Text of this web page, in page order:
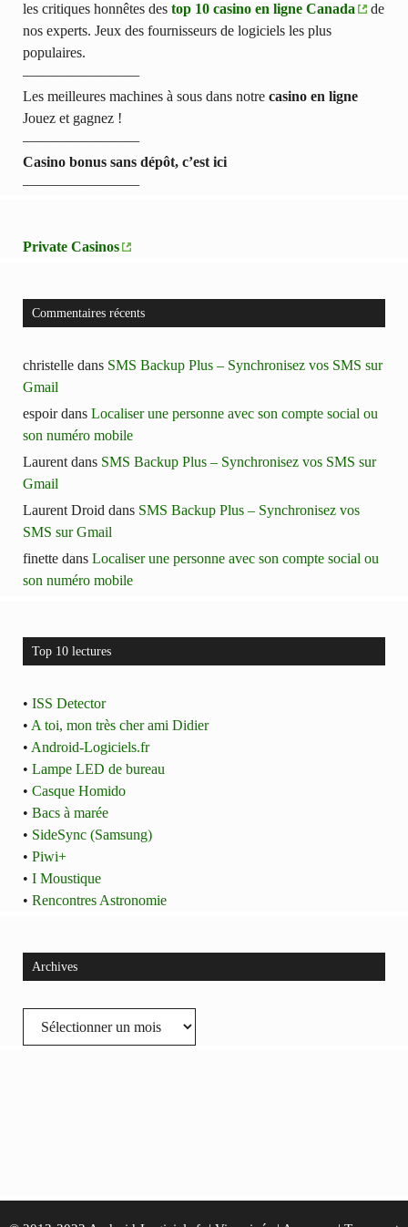
les critiques honnêtes des top 10 casino en ligne Canada
de
nos experts. Jeux des fournisseurs de logiciels les plus
populaires.
————————
Les meilleures machines à sous dans notre casino en ligne
Jouez et gagnez !
————————
Casino bonus sans dépôt, c’est ici
————————
Private Casinos
Commentaires récents
christelle dans SMS Backup Plus – Synchronisez vos SMS sur
Gmail
espoirdans Localiser une personne avec son compte social ou
son numéro mobile
Laurent dans SMS Backup Plus – Synchronisez vos SMS sur
Gmail
Laurent Droid dans SMS Backup Plus – Synchronisez vos
SMS sur Gmail
finette dans Localiser une personne avec son compte social ou
son numéro mobile
Top 10 lectures
• ISS Detector
• A toi, mon très cher ami Didier
• Android-Logiciels.fr
• Lampe LED de bureau
• Casque Homido
• Bacs à marée
• SideSync (Samsung)
• Piwi+
• I Moustique
• Rencontres Astronomie
Archives
Archives